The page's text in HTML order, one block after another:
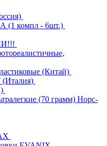
(1 компл - 6шт.)
(Китай)
(Италия)
(70 грамм) Норс-